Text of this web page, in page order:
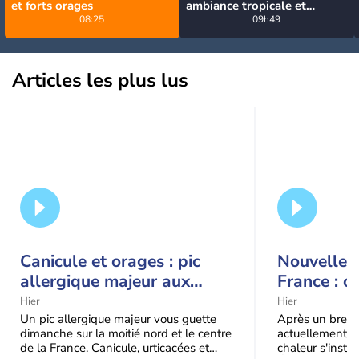
et forts orages
08:25
ambiance tropicale et
orageuse ce dimanche
09h49
Articles les plus lus
Canicule et orages : pic
allergique majeur aux
urticacées sur la moitié
nord
Hier
Un pic allergique majeur vous guette
dimanche sur la moitié nord et le centre
de la France. Canicule, urticacées et
Nouvelle
France :
Hier
Après un bref
actuellement,
chaleur